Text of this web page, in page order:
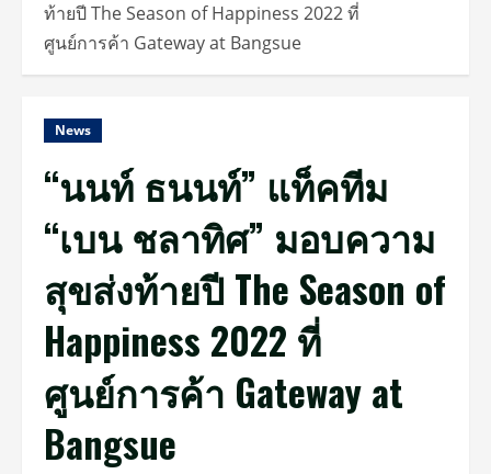
ท้ายปี The Season of Happiness 2022 ที่
ศูนย์การค้า Gateway at Bangsue
News
“นนท์ ธนนท์” แท็คทีม
“เบน ชลาทิศ” มอบความ
สุขส่งท้ายปี The Season of
Happiness 2022 ที่
ศูนย์การค้า Gateway at
Bangsue